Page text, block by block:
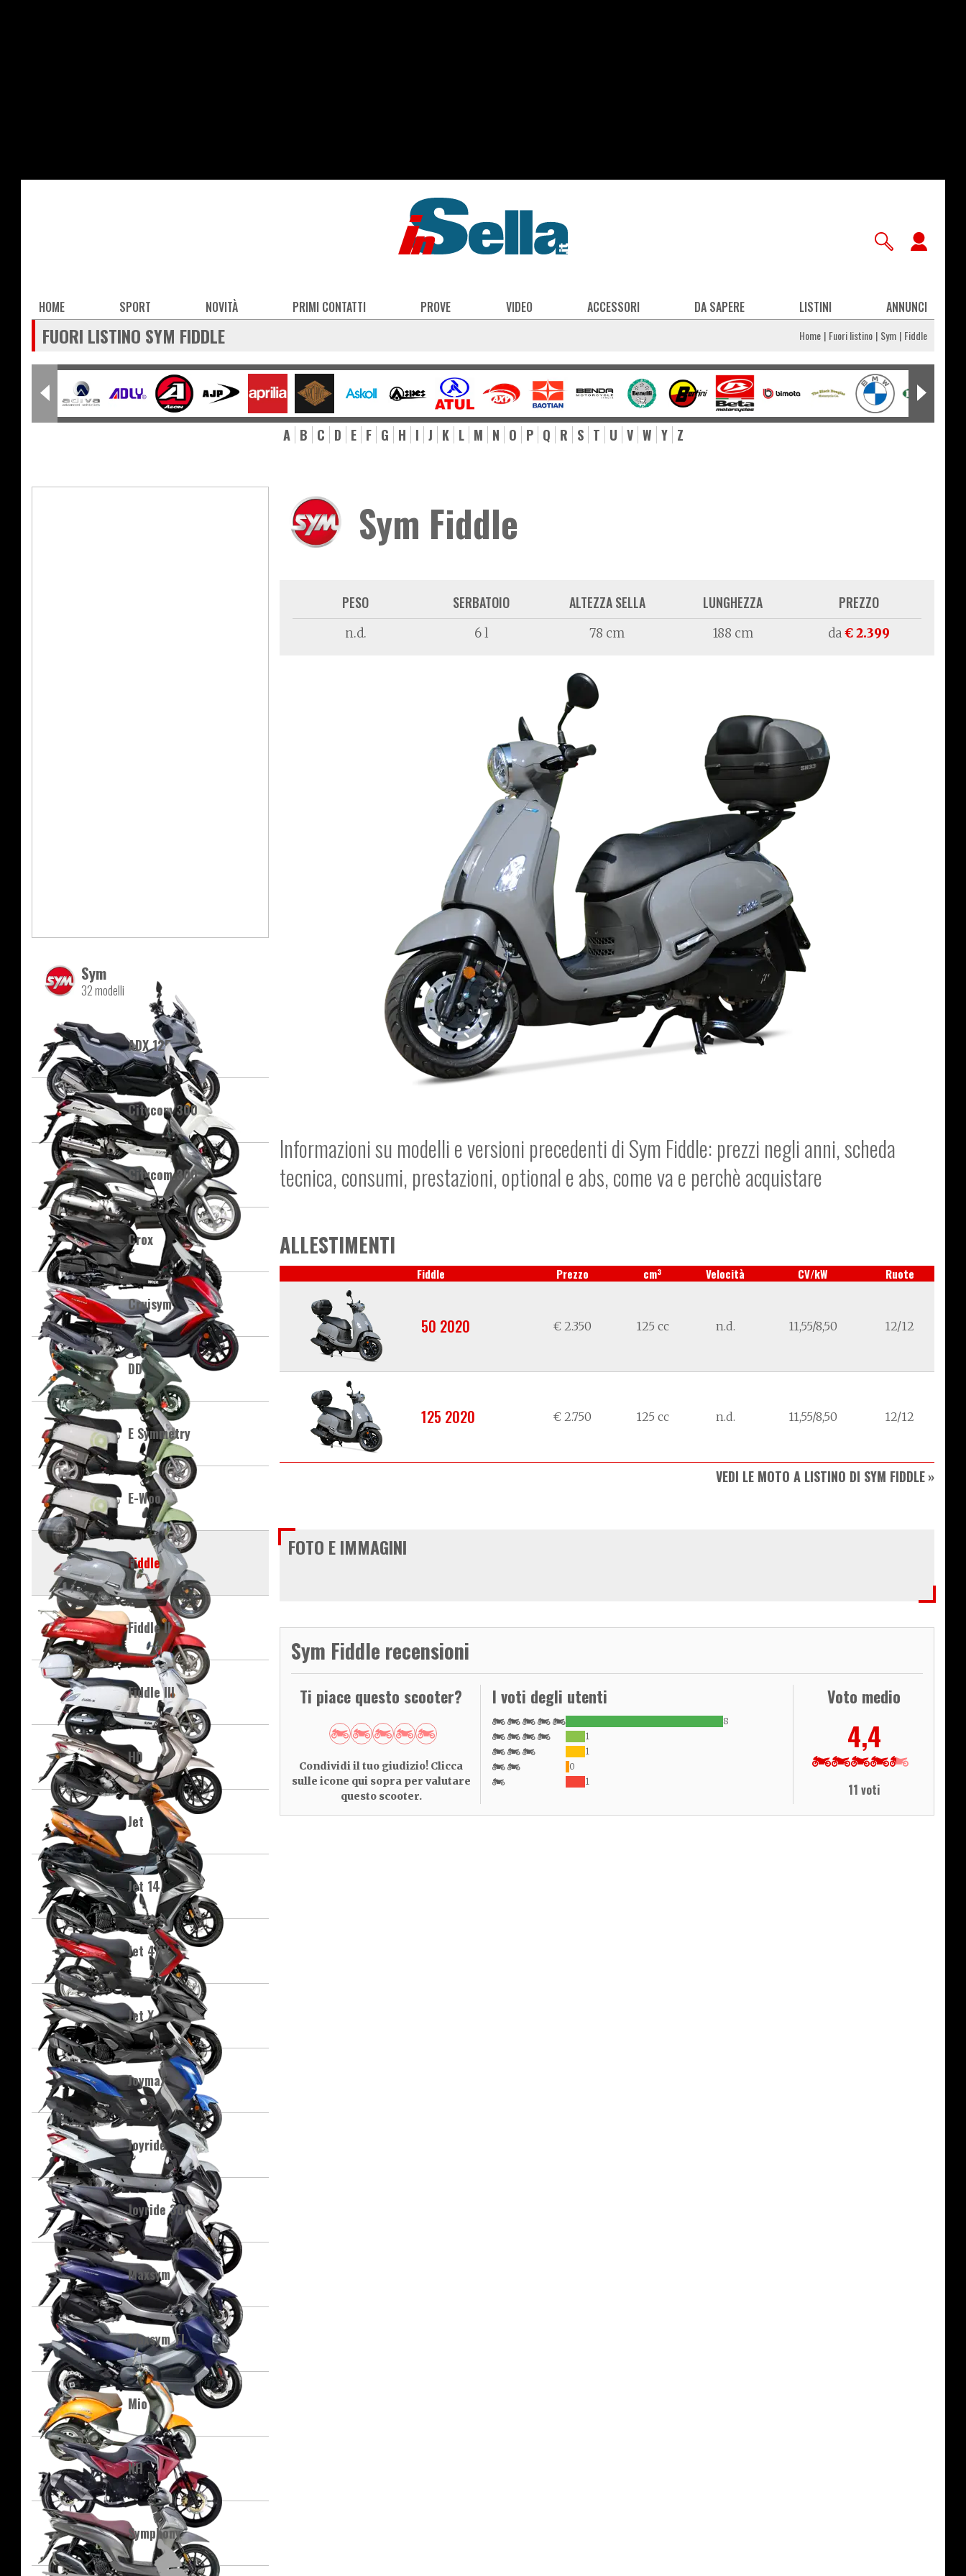
Main
navigation
HOME SPORT NOVITÀ PRIMI CONTATTI PROVE VIDEO ACCESSORI DA SAPERE LISTINI ANNUNCI
FUORI LISTINO SYM FIDDLE Home Fuori listino Sym Fiddle
A B C D E F G H I J K L M N O P Q R S T U V W Y Z
Sym
32 modelli
ADX 125
Citycom 300
Citycom.300
Crox
Cruisym
DD
E Symmetry
E-Woo
Fiddle
Fiddle II
Fiddle III
HD
Jet
Jet 14
Jet 4RX
Jet X
Joymax
Joyride
Joyride 300
Maxsym
Maxsym TL
Mio
NH
Symphony
Sym Fiddle
PESO
n.d.
SERBATOIO
6 l
ALTEZZA SELLA
78 cm
LUNGHEZZA
188 cm
PREZZO
da€ 2.399
Informazioni su modelli e versioni precedenti di Sym Fiddle: prezzi negli anni, scheda
tecnica, consumi, prestazioni, optional e abs, come va e perchè acquistare
ALLESTIMENTI
Fiddle Prezzo cm3 Velocità CV/kW Ruote
50 2020 € 2.350 125 cc n.d. 11,55/8,50 12/12
125 2020 € 2.750 125 cc n.d. 11,55/8,50 12/12
VEDI LE MOTO A LISTINO DI SYM FIDDLE
FOTO E IMMAGINI
Sym Fiddle recensioni
Ti piace questo scooter?
Condividi il tuo giudizio! Clicca
sulle icone qui sopra per valutare
questo scooter.
I voti degli utenti
8
1
1
0
1
Voto medio
4,4
11 voti